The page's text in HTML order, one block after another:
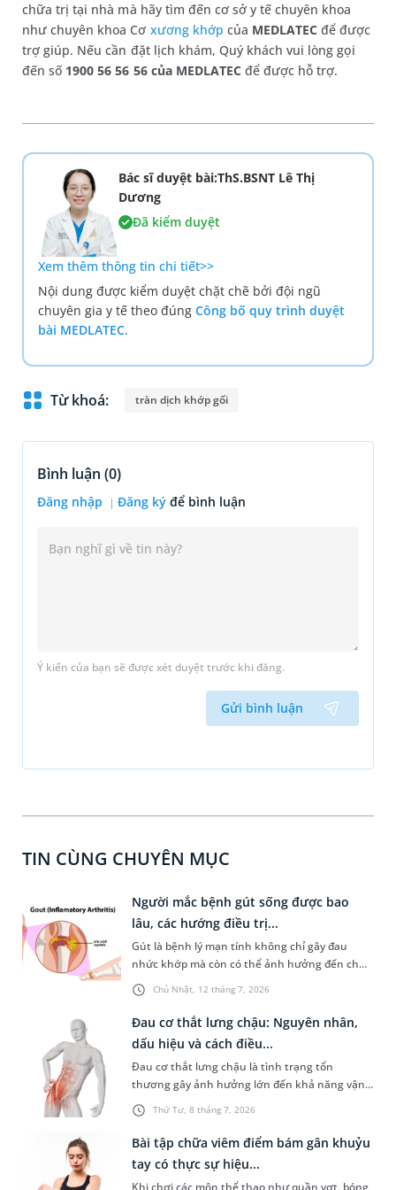
chữa trị tại nhà mà hãy tìm đến cơ sở y tế chuyên khoa
như chuyên khoa Cơ xương khớp của MEDLATECđể được
trợ giúp. Nếu cần đặt lịch khám, Quý khách vui lòng gọi
đến số 1900 56 56 56 của MEDLATECđể được hỗ trợ.
Bác sĩ duyệt bài:ThS.BSNT Lê Thị
Dương
Đã kiểm duyệt
Xem thêm thông tin chi tiết>>
Nội dung được kiểm duyệt chặt chẽ bởi đội ngũ
chuyên gia y tế theo đúng Công bố quy trình duyệt
bài MEDLATEC.
Từ khoá: tràn dịch khớp gối
Bình luận (0)
Đăng nhập Đăng ký để bình luận
Ý kiến của bạn sẽ được xét duyệt trước khi đăng.
Gửi bình luận
TIN CÙNG CHUYÊN MỤC
Chủ Nhật, 12 tháng 7, 2026
Người mắc bệnh gút sống được bao
lâu, các hướng điều trị...
Gút là bệnh lý mạn tính không chỉ gây đau
nhức khớp mà còn có thể ảnh hưởng đến chức
năng hoạt động của các cơ quan khác trong cơ
thể nếu không được kiểm soát tốt. Điều này
khiến nhiều người lo lắng không biết người bị
bệnh gút sống được bao lâu sau khi phát hiện
bệnh. Vậy bệnh gút có thực sự nguy hiểm và
điều trị có phức tạp không?
Thứ Tư, 8 tháng 7, 2026
Đau cơ thắt lưng chậu: Nguyên nhân,
dấu hiệu và cách điều...
Đau cơ thắt lưng chậu là tình trạng tổn
thương gây ảnh hưởng lớn đến khả năng vận
động hàng ngày. Việc nhận biết sớm dấu hiệu
và điều trị đúng cách sẽ giúp bạn phòng ngừa
các biến chứng nguy hiểm cho cột sống và
khớp hông, tránh nguy cơ đau nhức mạn tính
dai dẳng.
Bài tập chữa viêm điểm bám gân khuỷu
tay có thực sự hiệu...
Khi chơi các môn thể thao như quần vợt, bóng